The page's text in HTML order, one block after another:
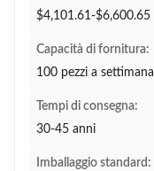
$4,101.61-$6,600.65
Capacità di fornitura:
100 pezzi a settimana
Tempi di consegna:
30-45 anni
Imballaggio standard: